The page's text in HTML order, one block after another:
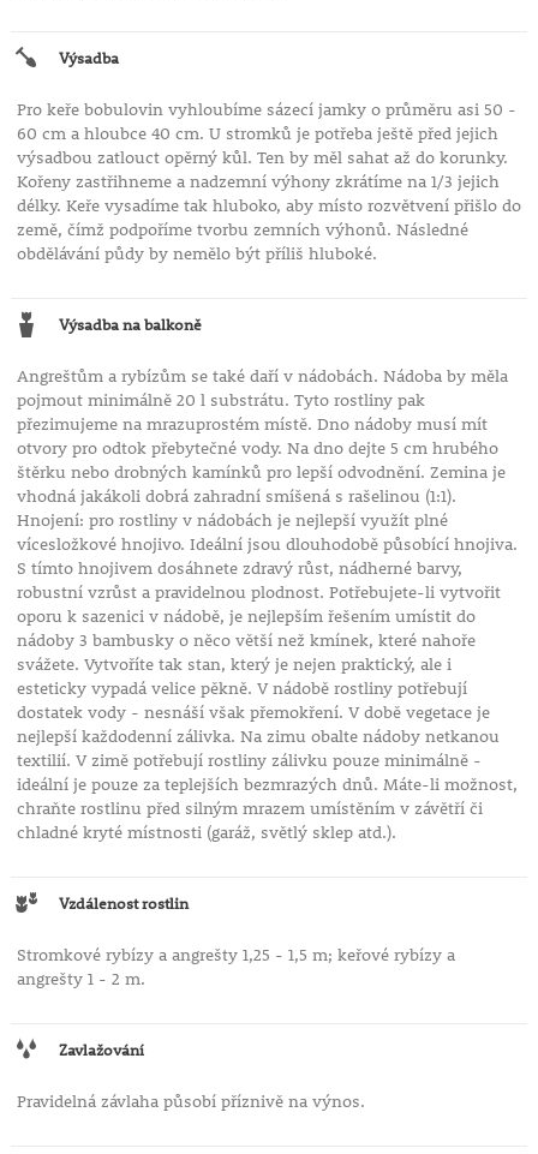
Výsadba
Pro keře bobulovin vyhloubíme sázecí jamky o průměru asi 50 -
60 cm a hloubce 40 cm. U stromků je potřeba ještě před jejich
výsadbou zatlouct opěrný kůl. Ten by měl sahat až do korunky.
Kořeny zastřihneme a nadzemní výhony zkrátíme na 1/3 jejich
délky. Keře vysadíme tak hluboko, aby místo rozvětvení přišlo do
země, čímž podpoříme tvorbu zemních výhonů. Následné
obdělávání půdy by nemělo být příliš hluboké.
Výsadba na balkoně
Angreštům a rybízům se také daří v nádobách. Nádoba by měla
pojmout minimálně 20 l substrátu. Tyto rostliny pak
přezimujeme na mrazuprostém místě. Dno nádoby musí mít
otvory pro odtok přebytečné vody. Na dno dejte 5 cm hrubého
štěrku nebo drobných kamínků pro lepší odvodnění. Zemina je
vhodná jakákoli dobrá zahradní smíšená s rašelinou (1:1).
Hnojení: pro rostliny v nádobách je nejlepší využít plné
vícesložkové hnojivo. Ideální jsou dlouhodobě působící hnojiva.
S tímto hnojivem dosáhnete zdravý růst, nádherné barvy,
robustní vzrůst a pravidelnou plodnost. Potřebujete-li vytvořit
oporu k sazenici v nádobě, je nejlepším řešením umístit do
nádoby 3 bambusky o něco větší než kmínek, které nahoře
svážete. Vytvoříte tak stan, který je nejen praktický, ale i
esteticky vypadá velice pěkně. V nádobě rostliny potřebují
dostatek vody - nesnáší však přemokření. V době vegetace je
nejlepší každodenní zálivka. Na zimu obalte nádoby netkanou
textilií. V zimě potřebují rostliny zálivku pouze minimálně -
ideální je pouze za teplejších bezmrazých dnů. Máte-li možnost,
chraňte rostlinu před silným mrazem umístěním v závětří či
chladné kryté místnosti (garáž, světlý sklep atd.).
Vzdálenost rostlin
Stromkové rybízy a angrešty 1,25 - 1,5 m; keřové rybízy a
angrešty 1 - 2 m.
Zavlažování
Pravidelná závlaha působí příznivě na výnos.